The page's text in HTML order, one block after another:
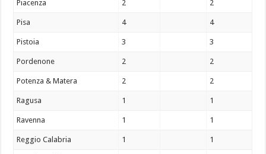
Piacenza 2 2
Pisa 4 4
Pistoia 3 3
Pordenone 2 2
Potenza & Matera 2 2
Ragusa 1 1
Ravenna 1 1
Reggio Calabria 1 1